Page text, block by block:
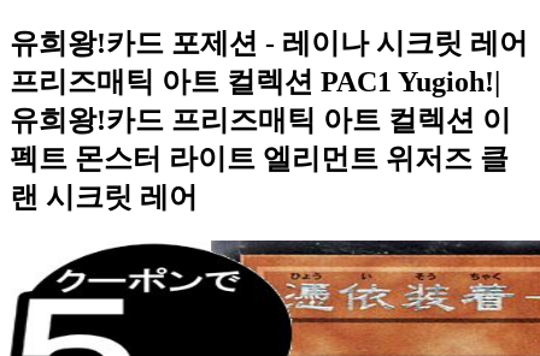
유희왕!카드 포제션 - 레이나 시크릿 레어
프리즈매틱 아트 컬렉션 PAC1 Yugioh!|
유희왕!카드 프리즈매틱 아트 컬렉션 이
펙트 몬스터 라이트 엘리먼트 위저즈 클
랜 시크릿 레어